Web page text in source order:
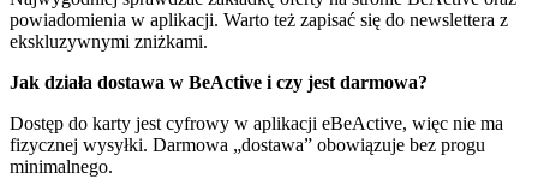
powiadomienia w aplikacji. Warto też zapisać się do newslettera z
ekskluzywnymi zniżkami.
Jak działa dostawa w BeActive i czy jest darmowa?
Dostęp do karty jest cyfrowy w aplikacji eBeActive, więc nie ma
fizycznej wysyłki. Darmowa „dostawa” obowiązuje bez progu
minimalnego.